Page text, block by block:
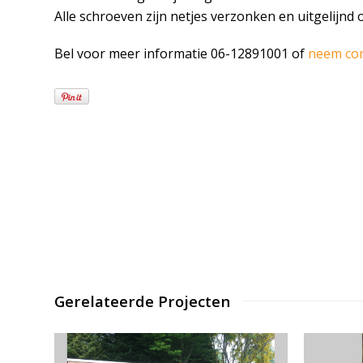
Alle schroeven zijn netjes verzonken en
Bel voor meer informatie 06-12891001 of neem
Gerelateerde Projecten